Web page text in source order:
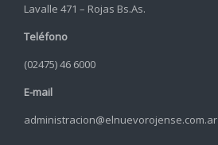
Lavalle 471 – Rojas Bs.As.
Teléfono
(02475) 46 6000
E-mail
administracion@elnuevorojense.com.ar